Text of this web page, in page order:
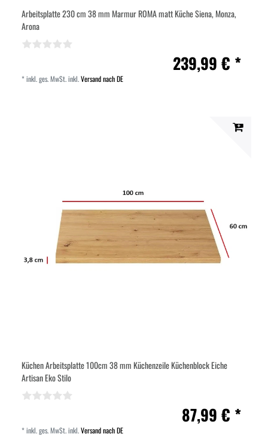
Arbeitsplatte 230 cm 38 mm Marmur ROMA matt Küche Siena, Monza,
Arona
239,99 € *
*inkl. ges. MwSt.inkl.Versand nach DE
Küchen Arbeitsplatte 100cm 38 mm Küchenzeile Küchenblock Eiche
Artisan Eko Stilo
87,99 € *
*inkl. ges. MwSt.inkl.Versand nach DE